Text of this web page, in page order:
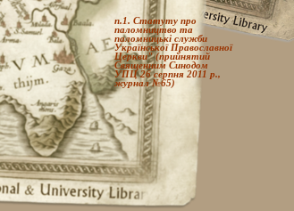
п.1. Статуту про
паломництво та
паломницькі служби
Української Православної
Церкви" (прийнятий
Священним Синодом
УПЦ 26 серпня 2011 р.,
журнал №65)